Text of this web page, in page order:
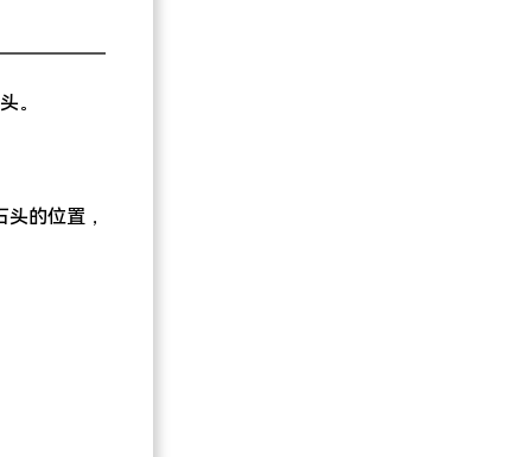
。
头的位置，